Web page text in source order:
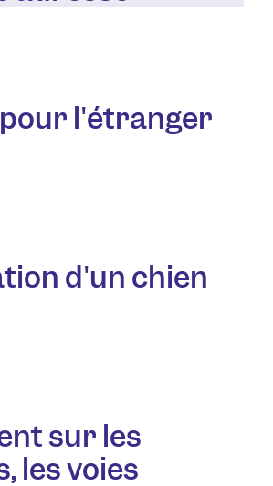
l'étranger
d'un chien
sur les
les voies